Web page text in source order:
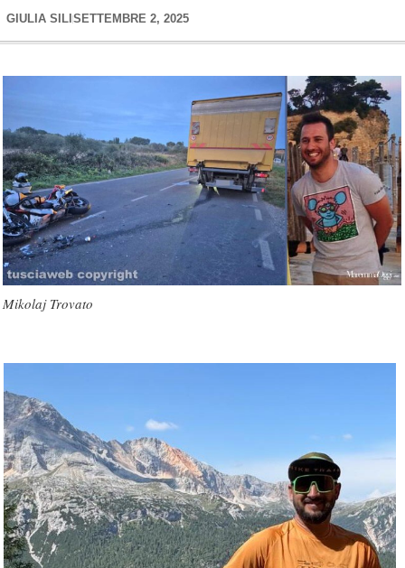
GIULIA SILI SETTEMBRE 2, 2025
Mikolaj Trovato